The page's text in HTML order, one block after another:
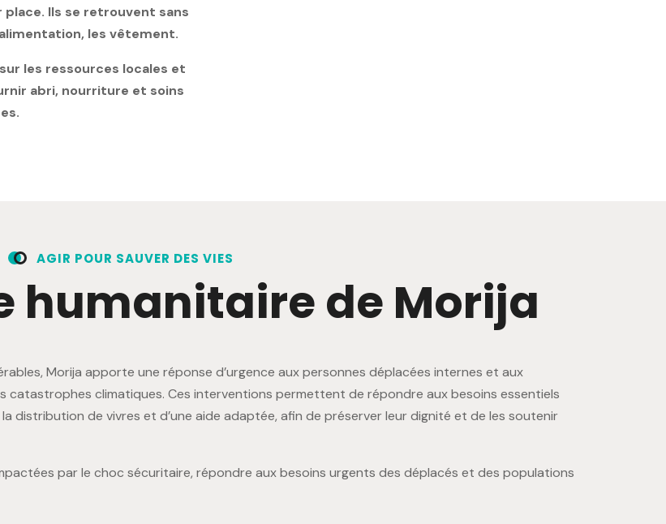
Ils se retrouvent sans
les vêtement.
les ressources locales et
abri, nourriture et soins
AGIR POUR SAUVER DES VIES
humanitairede Morija
Morija apporte une réponse d’urgence aux personnes déplacées internes et aux
catastrophes climatiques. Ces interventions permettent de répondre aux besoins essentiels
distribution de vivres et d’une aide adaptée, afin de préserver leur dignité et de les soutenir
par le choc sécuritaire, répondre aux besoins urgents des déplacés et des populations